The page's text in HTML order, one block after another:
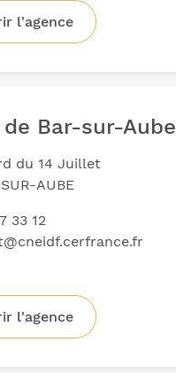
l'agence
Bar-sur-Aube
du 14 Juillet
AUBE
33 12
l'agence